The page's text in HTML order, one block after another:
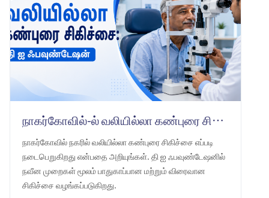
நாகர்கோவில்-ல் வலியில்லா கண்புரை சிகிச்சை: தி ஐ ஃபவுண்டேஷன்
நாகர்கோவில் நகரில் வலியில்லா கண்புரை சிகிச்சை எப்படி
நடைபெறுகிறது என்பதை அறியுங்கள். தி ஐ ஃபவுண்டேஷனில்
நவீன முறைகள் மூலம் பாதுகாப்பான மற்றும் விரைவான
சிகிச்சை வழங்கப்படுகிறது.